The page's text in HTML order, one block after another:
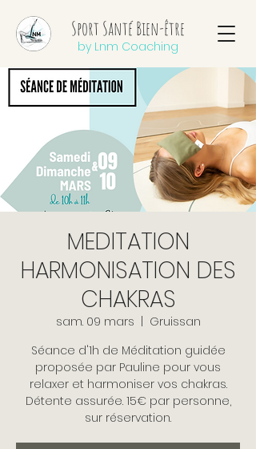
Sport Santé Bien-être
by Lnm Coaching
MEDITATION
HARMONISATION DES
CHAKRAS
sam. 09 mars
Gruissan
Séance d'1h de Méditation guidée
proposée par Pauline pour vous
relaxer et harmoniser vos chakras.
Détente assurée. 15€ par personne,
sur réservation.